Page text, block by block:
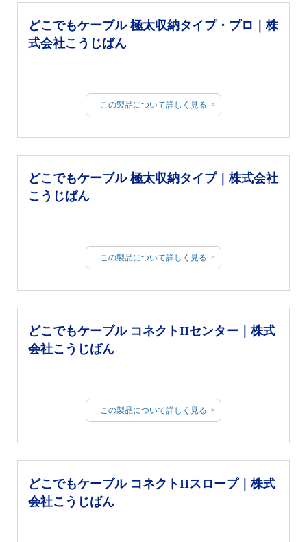
どこでもケーブル 極太収納タイプ・プロ｜株
式会社こうじばん
この製品について詳しく見る
どこでもケーブル 極太収納タイプ｜株式会社
こうじばん
この製品について詳しく見る
どこでもケーブル コネクトIIセンター｜株式
会社こうじばん
この製品について詳しく見る
どこでもケーブル コネクトIIスロープ｜株式
会社こうじばん